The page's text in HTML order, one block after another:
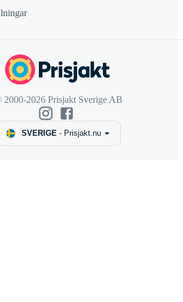
2000-2026 Prisjakt Sverige AB
SVERIGE- Prisjakt.nu